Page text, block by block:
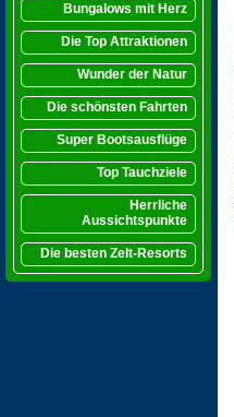
Bungalows mit Herz
Die Top Attraktionen
Wunder der Natur
Die schönsten Fahrten
Super Bootsausflüge
Top Tauchziele
Herrliche
Aussichtspunkte
Die besten Zelt-Resorts